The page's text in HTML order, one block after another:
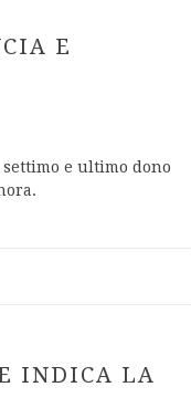
E
e ultimo dono
INDICA LA